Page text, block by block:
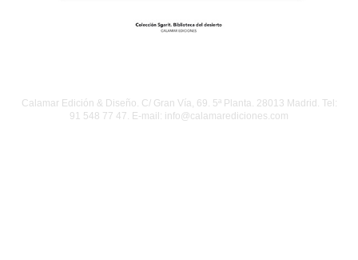
Calamar Edición & Diseño. C/ Gran Vía, 69. 5ª Planta. 28013 Madrid. Tel:
91 548 77 47. E-mail: info@calamarediciones.com